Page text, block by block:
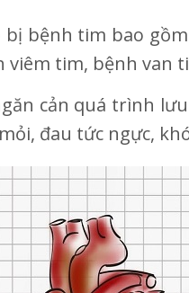
bệnh tim bao
tim, bệnh van
cản quá trình
đau tức ngực,